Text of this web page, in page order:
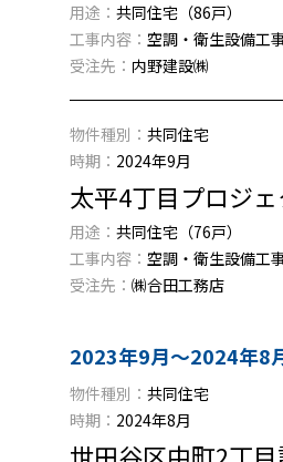
用途： 共同住宅（86戸）
工事内容： 空調・衛生設備工
受注先： 内野建設㈱
物件種別： 共同住宅
時期： 2024年9月
太平4丁目プロジェ
用途： 共同住宅（76戸）
工事内容： 空調・衛生設備工
受注先： ㈱合田工務店
2023年9月〜2024年8
物件種別： 共同住宅
時期： 2024年8月